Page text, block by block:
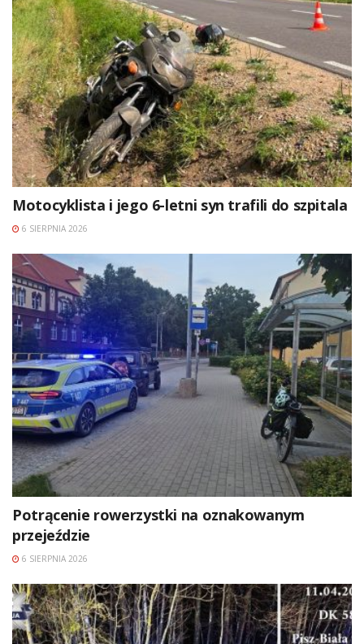
Motocyklista i jego 6-letni syn trafili do szpitala
6 SIERPNIA 2026
Potrącenie rowerzystki na oznakowanym
przejeździe
6 SIERPNIA 2026